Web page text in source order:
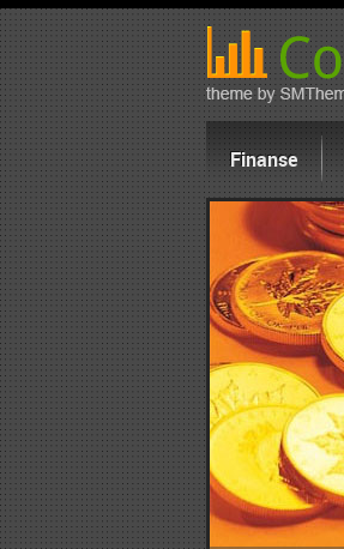
Finanse